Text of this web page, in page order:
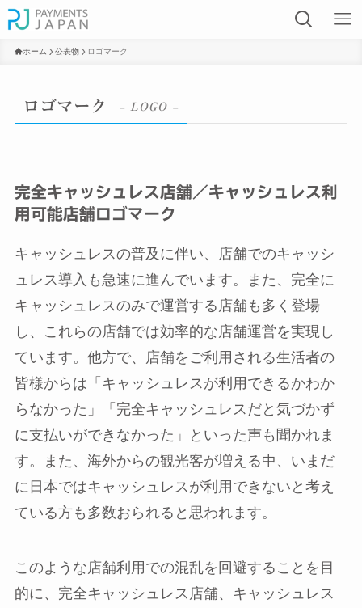
ホーム 公表物 ロゴマーク
ロゴマーク – LOGO –
完全キャッシュレス店舗／キャッシュレス利
用可能店舗ロゴマーク
キャッシュレスの普及に伴い、店舗でのキャッシ
ュレス導入も急速に進んでいます。また、完全に
キャッシュレスのみで運営する店舗も多く登場
し、これらの店舗では効率的な店舗運営を実現し
ています。他方で、店舗をご利用される生活者の
皆様からは「キャッシュレスが利用できるかわか
らなかった」「完全キャッシュレスだと気づかず
に支払いができなかった」といった声も聞かれま
す。また、海外からの観光客が増える中、いまだ
に日本ではキャッシュレスが利用できないと考え
ている方も多数おられると思われます。
このような店舗利用での混乱を回避することを目
的に、完全キャッシュレス店舗、キャッシュレス